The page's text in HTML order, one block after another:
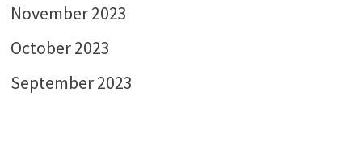
November 2023
October 2023
September 2023